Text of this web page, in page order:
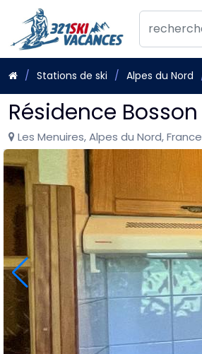
Stations de ski Alpes du Nord
Résidence Bosson
Les Menuires, Alpes du Nord, France